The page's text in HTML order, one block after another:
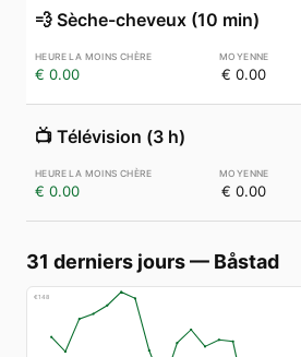
💨 Sèche-cheveux (10 min)
€ 0.00 € 0.00
📺 Télévision (3 h)
€ 0.00 € 0.00
31 derniers jours— Båstad
€148